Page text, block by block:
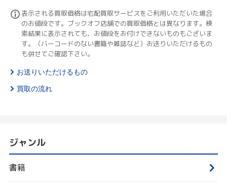
表示される買取価格は宅配買取サービスをご利用いただいた場合
のお値段です。ブックオフ店舗での買取価格とは異なります。検
索結果に表示されても、お値段をお付けできないものもございま
す。（バーコードのない書籍や雑誌など）お送りいただけるもの
も併せてご確認下さい。
お送りいただけるもの
買取の流れ
ジャンル
書籍